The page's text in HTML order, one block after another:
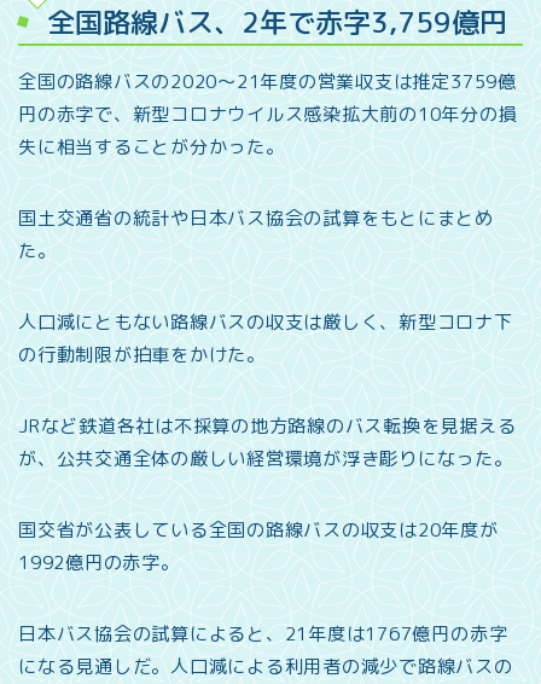
全国路線バス、2年で赤字3,759億円
全国の路線バスの2020～21年度の営業収支は推定3759億
円の赤字で、新型コロナウイルス感染拡大前の10年分の損
失に相当することが分かった。
国土交通省の統計や日本バス協会の試算をもとにまとめ
た。
人口減にともない路線バスの収支は厳しく、新型コロナ下
の行動制限が拍車をかけた。
JRなど鉄道各社は不採算の地方路線のバス転換を見据える
が、公共交通全体の厳しい経営環境が浮き彫りになった。
国交省が公表している全国の路線バスの収支は20年度が
1992億円の赤字。
日本バス協会の試算によると、21年度は1767億円の赤字
になる見通しだ。人口減による利用者の減少で路線バスの